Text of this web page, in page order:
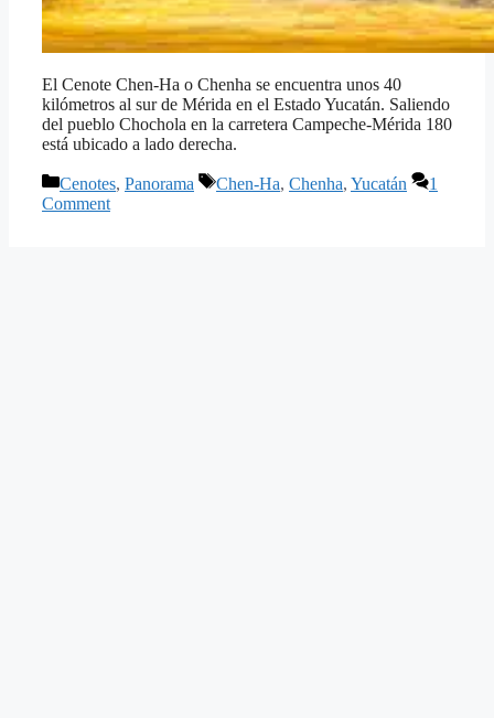
El Cenote Chen-Ha o Chenha se encuentra unos 40
kilómetros al sur de Mérida en el Estado Yucatán. Saliendo
del pueblo Chochola en la carretera Campeche-Mérida 180
está ubicado a lado derecha.
Categories
Cenotes, Panorama Tags
Chen-Ha, Chenha, Yucatán
1
Comment